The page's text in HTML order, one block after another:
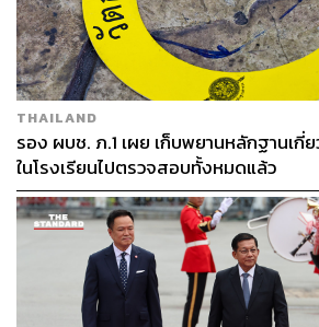
THAILAND
รอง ผบช. ภ.1 เผย เก็บพยานหลักฐานเกี่
ในโรงเรียนไปตรวจสอบทั้งหมดแล้ว